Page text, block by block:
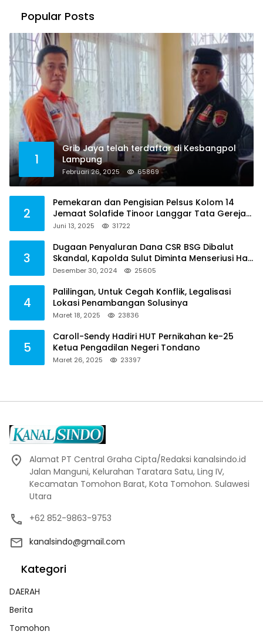
Popular Posts
1
Grib Jaya telah terdaftar di Kesbangpol
Lampung
Februari 26, 2025 65869
2
Pemekaran dan Pengisian Pelsus Kolom 14
Jemaat Solafide Tinoor Langgar Tata Gereja
2021, Toreh : Ini Perbuatan Melawan Hukum
Juni 13, 2025 31722
3
Dugaan Penyaluran Dana CSR BSG Dibalut
Skandal, Kapolda Sulut Diminta Menseriusi Hal
ini
Desember 30, 2024 25605
4
Palilingan, Untuk Cegah Konflik, Legalisasi
Lokasi Penambangan Solusinya
Maret 18, 2025 23836
5
Caroll-Sendy Hadiri HUT Pernikahan ke-25
Ketua Pengadilan Negeri Tondano
Maret 26, 2025 23397
Alamat PT Central Graha Cipta/Redaksi kanalsindo.id
Jalan Manguni, Kelurahan Taratara Satu, Ling IV,
Kecamatan Tomohon Barat, Kota Tomohon. Sulawesi
Utara
+62 852-9863-9753
kanalsindo@gmail.com
Kategori
DAERAH
Berita
Tomohon